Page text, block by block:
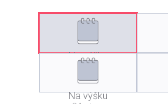
Na výšku
Na výšku